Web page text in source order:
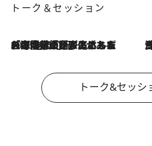
トーク＆セッション
2026.8.3
「今後値上げがあるとすれば…」「リスクがあるのは今年の冬」エネルギー専門家が語る、ホルムズ海峡封鎖が家庭にもたらす“ある心配” 「住宅建
トーク&セッシ